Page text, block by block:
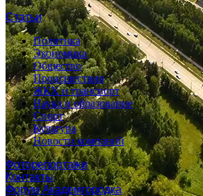
Статьи
Политика
Экономика
Общество
Происшествия
ЖКХ и транспорт
Наука и образование
Спорт
Культура
Новости компаний
Фоторепортажи
Контакты
Форум Академгородка